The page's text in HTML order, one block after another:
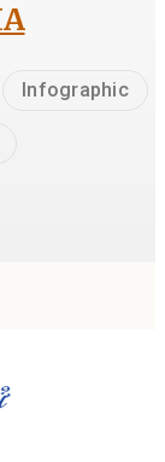
Infographic